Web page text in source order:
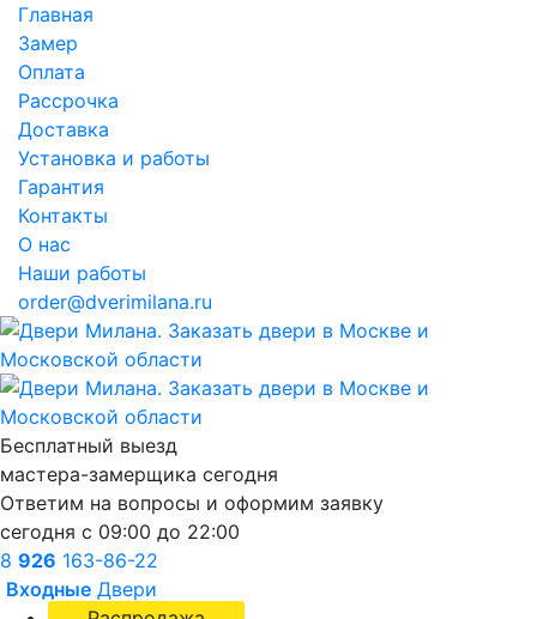
Главная
Замер
Оплата
Рассрочка
Доставка
Установка и работы
Гарантия
Контакты
О нас
Наши работы
order@dverimilana.ru
Бесплатный выезд
мастера-замерщика сегодня
Ответим на вопросы и оформим заявку
сегодня с 09:00 до 22:00
8 926 163-86-22
Входные Двери